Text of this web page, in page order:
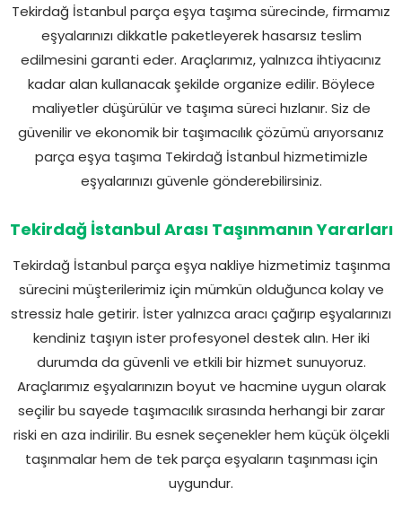
Tekirdağ İstanbul parça eşya taşıma sürecinde, firmamız
eşyalarınızı dikkatle paketleyerek hasarsız teslim
edilmesini garanti eder. Araçlarımız, yalnızca ihtiyacınız
kadar alan kullanacak şekilde organize edilir. Böylece
maliyetler düşürülür ve taşıma süreci hızlanır. Siz de
güvenilir ve ekonomik bir taşımacılık çözümü arıyorsanız
parça eşya taşıma Tekirdağ İstanbul hizmetimizle
eşyalarınızı güvenle gönderebilirsiniz.
Tekirdağ İstanbul Arası Taşınmanın Yararları
Tekirdağ İstanbul parça eşya nakliye hizmetimiz taşınma
sürecini müşterilerimiz için mümkün olduğunca kolay ve
stressiz hale getirir. İster yalnızca aracı çağırıp eşyalarınızı
kendiniz taşıyın ister profesyonel destek alın. Her iki
durumda da güvenli ve etkili bir hizmet sunuyoruz.
Araçlarımız eşyalarınızın boyut ve hacmine uygun olarak
seçilir bu sayede taşımacılık sırasında herhangi bir zarar
riski en aza indirilir. Bu esnek seçenekler hem küçük ölçekli
taşınmalar hem de tek parça eşyaların taşınması için
uygundur.